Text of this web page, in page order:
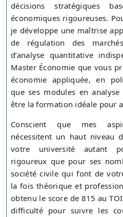
décisions stratégiques
économiques rigoureuses.
je développe une maîtrise
de régulation des
d’analyse quantitative
Master Économie que vous
économie appliquée, en
que ses modules en
être la formation idéale pour
Conscient que mes
nécessitent un haut niveau
votre université autant
rigoureux que pour ses
société civile qui font de
la fois théorique et
obtenu le score de 815 au
difficulté pour suivre les